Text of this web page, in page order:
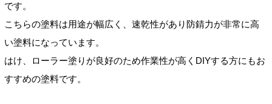
です。
こちらの塗料は用途が幅広く、速乾性があり防錆力が非常に高
い塗料になっています。
はけ、ローラー塗りが良好のため作業性が高くDIYする方にもお
すすめの塗料です。